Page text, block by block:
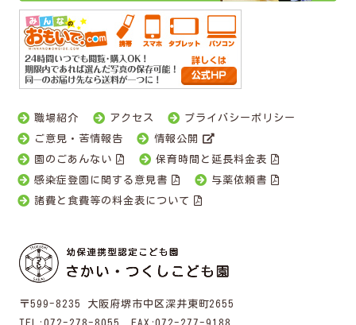
職場紹介 アクセス
プライバシーポリシー
ご意見・苦情報告
情報公開
園のごあんない
保育時間と延長料金表
感染症登園に関する意見書
与薬依頼書
諸費と食費等の料金表について
〒599-8235 大阪府堺市中区深井東町2655